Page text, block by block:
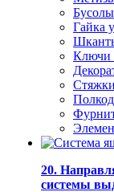
Гайка
Ключи
20.
системы